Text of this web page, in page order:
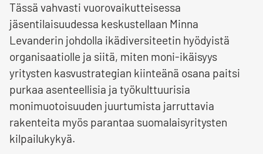
Tässä vahvasti vuorovaikutteisessa
jäsentilaisuudessa keskustellaan Minna
Levanderin johdolla ikädiversiteetin hyödyistä
organisaatiolle ja siitä, miten moni-ikäisyys
yritysten kasvustrategian kiinteänä osana paitsi
purkaa asenteellisia ja työkulttuurisia
monimuotoisuuden juurtumista jarruttavia
rakenteita myös parantaa suomalaisyritysten
kilpailukykyä.